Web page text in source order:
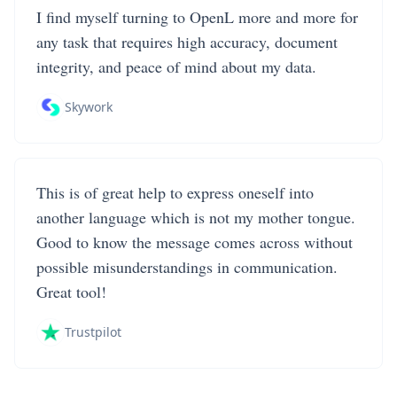
I find myself turning to OpenL more and more for
any task that requires high accuracy, document
integrity, and peace of mind about my data.
Skywork
This is of great help to express oneself into
another language which is not my mother tongue.
Good to know the message comes across without
possible misunderstandings in communication.
Great tool!
Trustpilot